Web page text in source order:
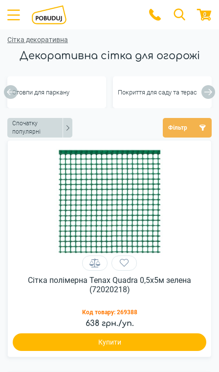
0
Сітка декоративна
Декоративна сітка для огорожі
Стовпи для паркану Покриття для саду та терас
Спочатку
популярні
Фільтр
Сітка полімерна Tenax Quadra 0,5х5м зелена
(72020218)
Код товару: 269388
638 грн./уп.
Купити